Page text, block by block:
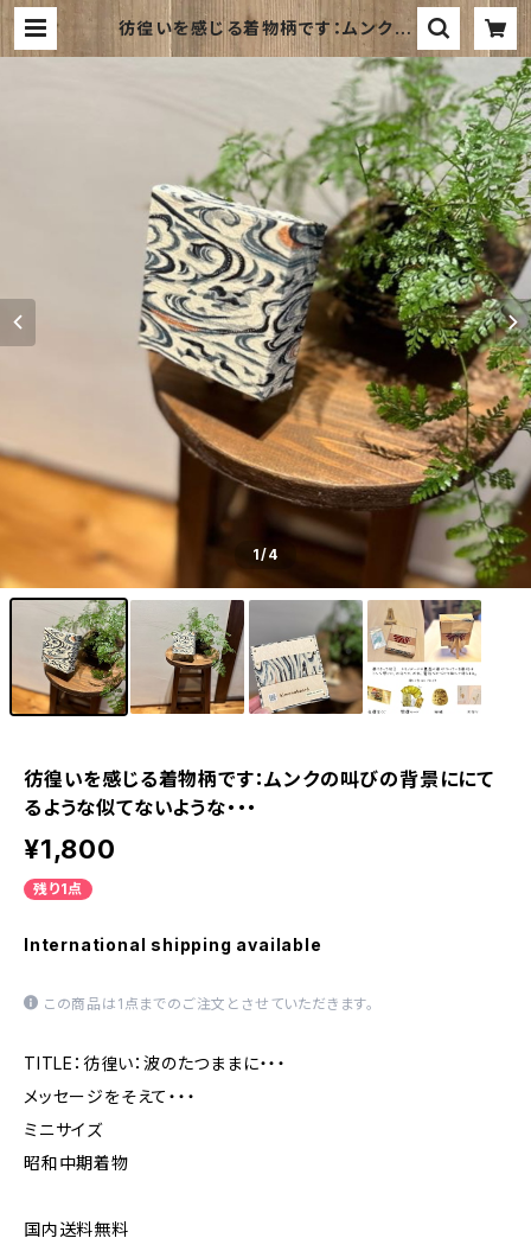
彷徨いを感じる着物柄です：ムンクの
叫びの背景ににてるような似てないよ
うな・・・ | 和風ファブリックパネルの
お店｜kimono board webshop
｜キモノボードウェブショップは
1/4
彷徨いを感じる着物柄です：ムンクの叫びの背景ににて
るような似てないような・・・
¥1,800
残り1点
International shipping available
この商品は1点までのご注文とさせていただきます。
TITLE：彷徨い：波のたつままに・・・
メッセージをそえて・・・
ミニサイズ
昭和中期着物
国内送料無料